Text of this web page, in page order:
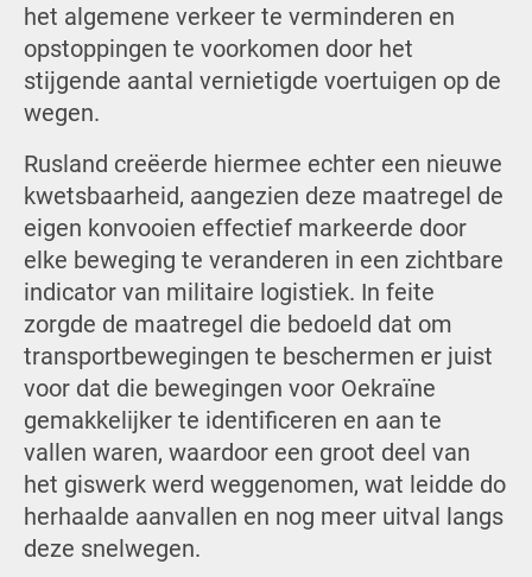
het algemene verkeer te verminderen en
opstoppingen te voorkomen door het
stijgende aantal vernietigde voertuigen op de
wegen.
Rusland creëerde hiermee echter een nieuwe
kwetsbaarheid, aangezien deze maatregel de
eigen konvooien effectief markeerde door
elke beweging te veranderen in een zichtbare
indicator van militaire logistiek. In feite
zorgde de maatregel die bedoeld dat om
transportbewegingen te beschermen er juist
voor dat die bewegingen voor Oekraïne
gemakkelijker te identificeren en aan te
vallen waren, waardoor een groot deel van
het giswerk werd weggenomen, wat leidde do
herhaalde aanvallen en nog meer uitval langs
deze snelwegen.